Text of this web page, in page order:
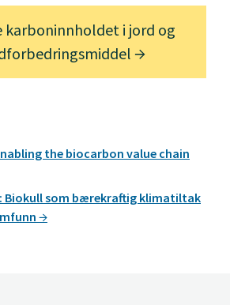
karboninnholdet i jord og
the biocarbon value chain
Biokull som bærekraftig klimatiltak